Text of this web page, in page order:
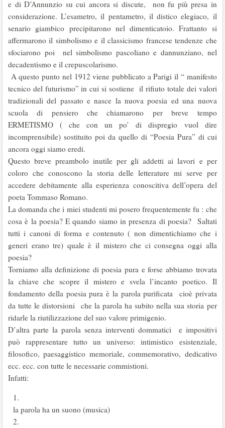
e di D’Annunzio su cui ancora si discute, non fu più presa in
considerazione. L’esametro, il pentametro, il distico elegiaco, il
senario giambico precipitarono nel dimenticatoio. Frattanto si
affermarono il simbolismo e il classicismo francese tendenze che
sfociarono poi nel simbolismo pascoliano e dannunziano, nel
decadentismo e il crepuscolarismo.
A questo punto nel 1912 viene pubblicato a Parigi il “ manifesto
tecnico del futurismo” in cui si sostiene il rifiuto totale dei valori
tradizionali del passato e nasce la nuova poesia ed una nuova
scuola di pensiero che chiamarono per breve tempo
ERMETISMO ( che con un po’ di dispregio vuol dire
incomprensibile) sostituito poi da quello di “Poesia Pura” di cui
ancora oggi siamo eredi.
Questo breve preambolo inutile per gli addetti ai lavori e per
coloro che conoscono la storia delle letterature mi serve per
accedere debitamente alla esperienza conoscitiva dell’opera del
poeta Tommaso Romano.
La domanda che i miei studenti mi posero frequentemente fu : che
cosa è la poesia? E quando siamo in presenza di poesia? Saltati
tutti i canoni di forma e contenuto ( non dimentichiamo che i
generi erano tre) quale è il mistero che ci consegna oggi alla
poesia?
Torniamo alla definizione di poesia pura e forse abbiamo trovata
la chiave che scopre il mistero e svela l’incanto poetico. Il
fondamento della poesia pura è la parola purificata cioè privata
da tutte le distorsioni che la parola ha subito nella sua storia per
ridarle la riutilizzazione del suo valore primigenio.
D’altra parte la parola senza interventi dommatici e impositivi
può rappresentare tutto un universo: intimistico esistenziale,
filosofico, paesaggistico memoriale, commemorativo, dedicativo
ecc. ecc. con tutte le necessarie commistioni.
Infatti:
la parola ha un suono (musica)